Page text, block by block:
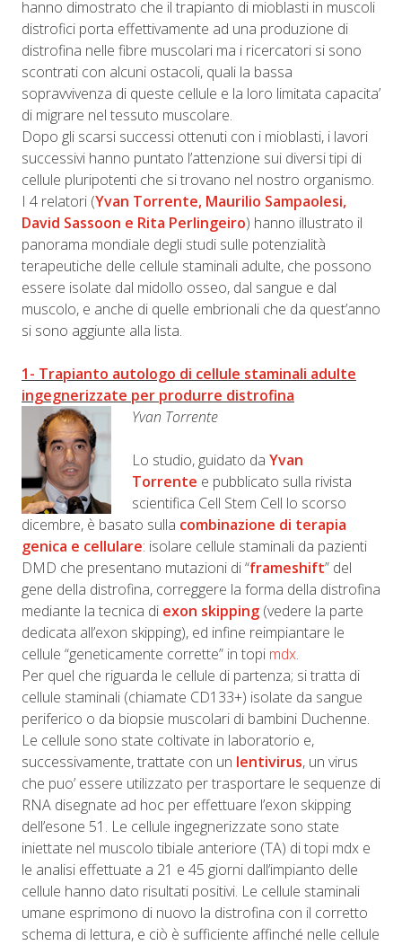
hanno dimostrato che il trapianto di mioblasti in muscoli
distrofici porta effettivamente ad una produzione di
distrofina nelle fibre muscolari ma i ricercatori si sono
scontrati con alcuni ostacoli, quali la bassa
sopravvivenza di queste cellule e la loro limitata capacita’
di migrare nel tessuto muscolare.
Dopo gli scarsi successi ottenuti con i mioblasti, i lavori
successivi hanno puntato l’attenzione sui diversi tipi di
cellule pluripotenti che si trovano nel nostro organismo.
I 4 relatori (Yvan Torrente, Maurilio Sampaolesi,
David Sassoon e Rita Perlingeiro) hanno illustrato il
panorama mondiale degli studi sulle potenzialità
terapeutiche delle cellule staminali adulte, che possono
essere isolate dal midollo osseo, dal sangue e dal
muscolo, e anche di quelle embrionali che da quest’anno
si sono aggiunte alla lista.
1- Trapianto autologo di cellule staminali adulte
ingegnerizzate per produrre distrofina
Yvan Torrente
Lo studio, guidato da Yvan
Torrente e pubblicato sulla rivista
scientifica Cell Stem Cell lo scorso
dicembre, è basato sulla combinazione di terapia
genica e cellulare: isolare cellule staminali da pazienti
DMD che presentano mutazioni di “frameshift” del
gene della distrofina, correggere la forma della distrofina
mediante la tecnica di exon skipping (vedere la parte
dedicata all’exon skipping), ed infine reimpiantare le
cellule “geneticamente corrette” in topi mdx.
Per quel che riguarda le cellule di partenza; si tratta di
cellule staminali (chiamate CD133+) isolate da sangue
periferico o da biopsie muscolari di bambini Duchenne.
Le cellule sono state coltivate in laboratorio e,
successivamente, trattate con un lentivirus, un virus
che puo’ essere utilizzato per trasportare le sequenze di
RNA disegnate ad hoc per effettuare l’exon skipping
dell’esone 51. Le cellule ingegnerizzate sono state
iniettate nel muscolo tibiale anteriore (TA) di topi mdx e
le analisi effettuate a 21 e 45 giorni dall’impianto delle
cellule hanno dato risultati positivi. Le cellule staminali
umane esprimono di nuovo la distrofina con il corretto
schema di lettura, e ciò è sufficiente affinché nelle cellule